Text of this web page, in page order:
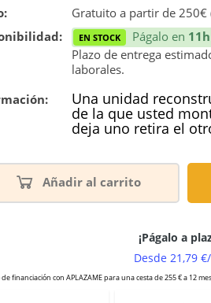
Gratuito a partir de 250€
EN STOCK Págalo en
Plazo de entrega
laborales.
Una unidad
de la que usted
deja uno retira el
Añadir al carrito